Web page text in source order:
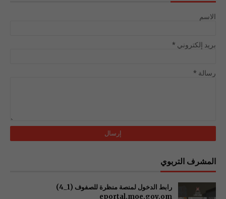
الاسم
بريد إلكتروني *
رسالة *
المشرف التربوي
رابط الدخول لمنصة منظرة للصفوف (1_4)